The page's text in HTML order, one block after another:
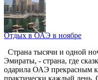
Отдых в ОАЭ в ноябре
Страна тысячи и одной
Эмираты, - страна, где
одарила ОАЭ прекрасным